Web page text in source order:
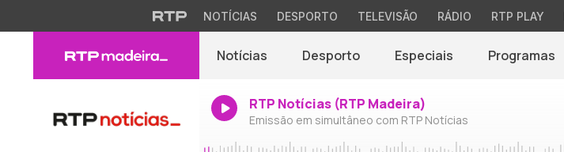
NOTÍCIAS DESPORTO TELEVISÃO RÁDIO RTP PLAY
Notícias Desporto Especiais Programas
RTP Notícias (RTP Madeira)
Emissão em simultâneo com RTP Notícias